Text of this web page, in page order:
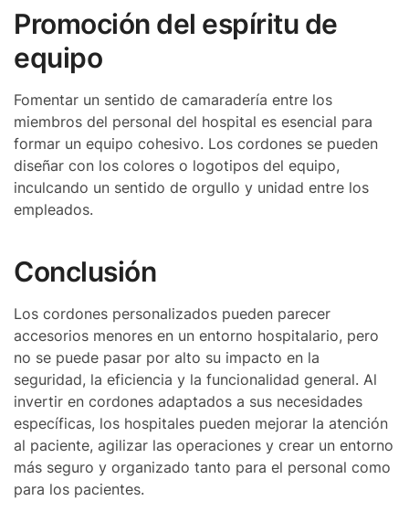
Promoción del espíritu de
equipo
Fomentar un sentido de camaradería entre los
miembros del personal del hospital es esencial para
formar un equipo cohesivo. Los cordones se pueden
diseñar con los colores o logotipos del equipo,
inculcando un sentido de orgullo y unidad entre los
empleados.
Conclusión
Los cordones personalizados pueden parecer
accesorios menores en un entorno hospitalario, pero
no se puede pasar por alto su impacto en la
seguridad, la eficiencia y la funcionalidad general. Al
invertir en cordones adaptados a sus necesidades
específicas, los hospitales pueden mejorar la atención
al paciente, agilizar las operaciones y crear un entorno
más seguro y organizado tanto para el personal como
para los pacientes.